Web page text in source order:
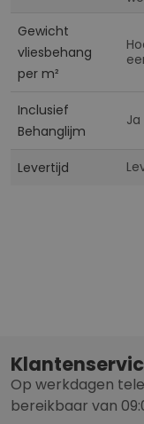
Gewicht
vliesbehang
per m²
Inclusief
Behanglijm
Ja
Levertijd
Op werkdagen
bereikbaar van